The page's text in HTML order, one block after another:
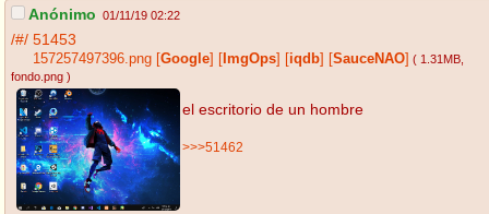
Anónimo 01/11/19 02:22
/#/ 51453
157257497396.png Google ImgOps iqdb SauceNAO ( 1.31MB
fondo.png )
el escritorio de un hombre
>>>51462